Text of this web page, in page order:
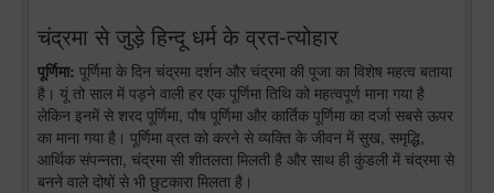
चंद्रमा से जुड़े हिन्दू धर्म के व्रत-त्योहार
पूर्णिमा: पूर्णिमा के दिन चंद्रमा दर्शन और चंद्रमा की पूजा का विशेष महत्व बताया
है। यूं तो साल में पड़ने वाली हर एक पूर्णिमा तिथि को महत्वपूर्ण माना गया है
लेकिन इनमें से शरद पूर्णिमा, पौष पूर्णिमा और कार्तिक पूर्णिमा का दर्जा सबसे ऊपर
का माना गया है। पूर्णिमा व्रत को करने से व्यक्ति के जीवन में सुख, समृद्धि,
आर्थिक संपन्नता, चंद्रमा सी शीतलता मिलती है और साथ ही कुंडली में चंद्रमा से
बनने वाले दोषों से भी छुटकारा मिलता है।